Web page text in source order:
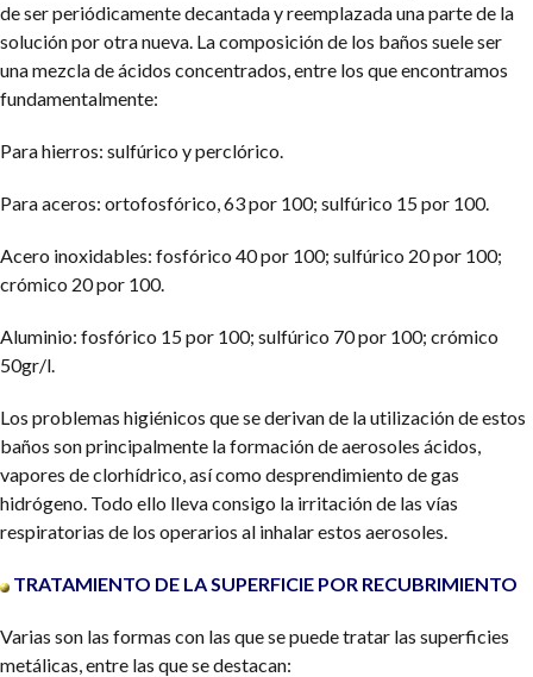
de ser periódicamente decantada y reemplazada una parte de la
solución por otra nueva. La composición de los baños suele ser
una mezcla de ácidos concentrados, entre los que encontramos
fundamentalmente:
Para hierros: sulfúrico y perclórico.
Para aceros: ortofosfórico, 63 por 100; sulfúrico 15 por 100.
Acero inoxidables: fosfórico 40 por 100; sulfúrico 20 por 100;
crómico 20 por 100.
Aluminio: fosfórico 15 por 100; sulfúrico 70 por 100; crómico
50gr/l.
Los problemas higiénicos que se derivan de la utilización de estos
baños son principalmente la formación de aerosoles ácidos,
vapores de clorhídrico, así como desprendimiento de gas
hidrógeno. Todo ello lleva consigo la irritación de las vías
respiratorias de los operarios al inhalar estos aerosoles.
TRATAMIENTO DE LA SUPERFICIE POR RECUBRIMIENTO
Varias son las formas con las que se puede tratar las superficies
metálicas, entre las que se destacan: